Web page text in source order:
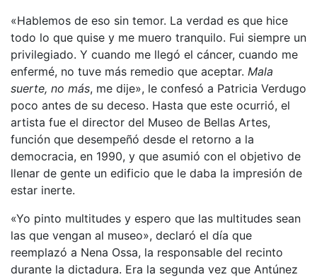
«Hablemos de eso sin temor. La verdad es que hice
todo lo que quise y me muero tranquilo. Fui siempre un
privilegiado. Y cuando me llegó el cáncer, cuando me
enfermé, no tuve más remedio que aceptar. Mala
suerte, no más, me dije», le confesó a Patricia Verdugo
poco antes de su deceso. Hasta que este ocurrió, el
artista fue el director del Museo de Bellas Artes,
función que desempeñó desde el retorno a la
democracia, en 1990, y que asumió con el objetivo de
llenar de gente un edificio que le daba la impresión de
estar inerte.
«Yo pinto multitudes y espero que las multitudes sean
las que vengan al museo», declaró el día que
reemplazó a Nena Ossa, la responsable del recinto
durante la dictadura. Era la segunda vez que Antúnez